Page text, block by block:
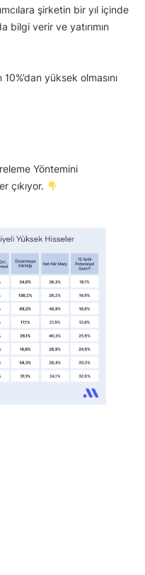
şirketin bir yıl içinde
bilgi verir ve yatırımın
yüksek olmasını
Yöntemini
çıkıyor.